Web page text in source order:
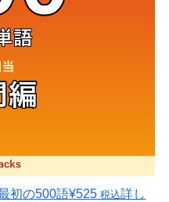
初の500語¥525 税込詳し